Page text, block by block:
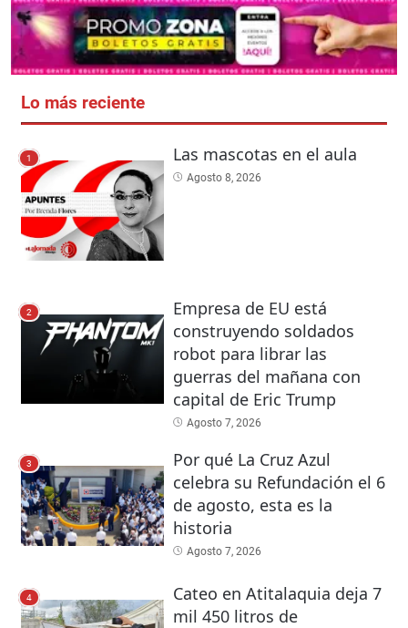
Lo más reciente
1 Las mascotas en el aula
Agosto 8, 2026
2
Empresa de EU está
construyendo soldados
robot para librar las
guerras del mañana con
capital de Eric Trump
Agosto 7, 2026
3
Por qué La Cruz Azul
celebra su Refundación el 6
de agosto, esta es la
historia
Agosto 7, 2026
4
Cateo en Atitalaquia deja 7
mil 450 litros de